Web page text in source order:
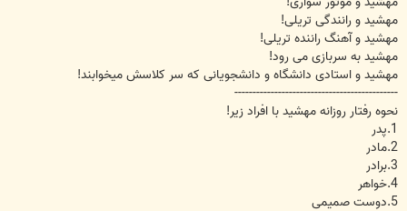
مهشید و رانندگی تریلی!
مهشید و آهنگ راننده تریلی!
مهشید به سربازی می رود!
مهشید و استادی دانشگاه و دانشجویانی که سر کلاسش میخوابند!
---------------------------------------------
نحوه رفتار روزانه مهشید با افراد زیر!
1.پدر
2.مادر
3.برادر
4.خواهر
5.دوست صمیمی